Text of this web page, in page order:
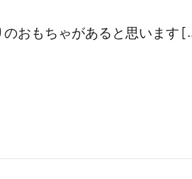
のおもちゃがあると思います